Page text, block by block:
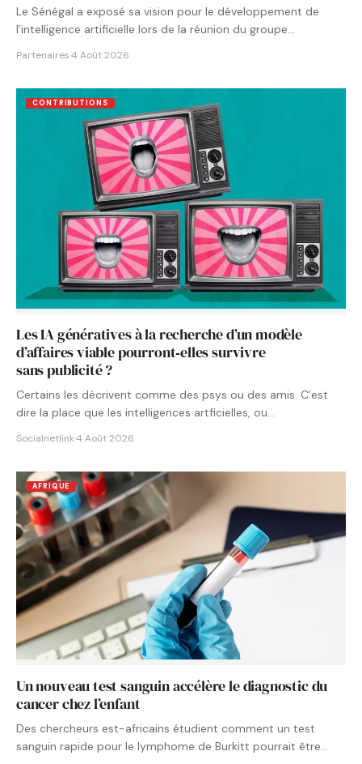
Le Sénégal a exposé sa vision pour le développement de
l’intelligence artificielle lors de la réunion du groupe…
Partenaires·4 Août 2026
CONTRIBUTIONS
Les IA génératives à la recherche d’un modèle
d’affaires viable pourront‑elles survivre
sans publicité ?
Certains les décrivent comme des psys ou des amis. C’est
dire la place que les intelligences artficielles, ou…
Socialnetlink·4 Août 2026
AFRIQUE
Un nouveau test sanguin accélère le diagnostic du
cancer chez l’enfant
Des chercheurs est-africains étudient comment un test
sanguin rapide pour le lymphome de Burkitt pourrait être